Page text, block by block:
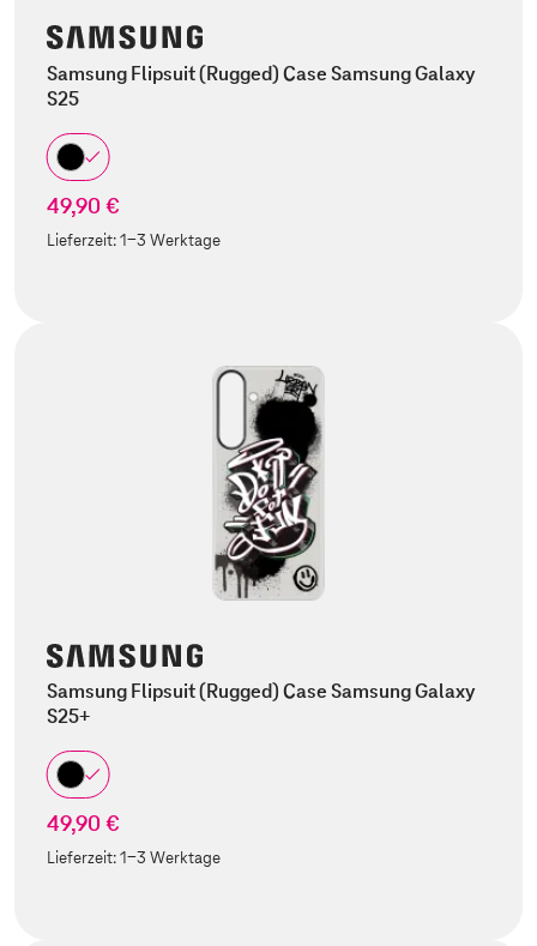
Samsung Flipsuit (Rugged) Case Samsung Galaxy
S25
49,90 €
Lieferzeit:1-3 Werktage
Samsung Flipsuit (Rugged) Case Samsung Galaxy
S25+
49,90 €
Lieferzeit:1-3 Werktage